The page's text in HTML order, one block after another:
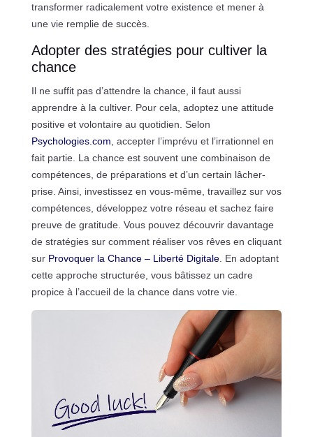
transformer radicalement votre existence et mener à
une vie remplie de succès.
Adopter des stratégies pour cultiver la
chance
Il ne suffit pas d’attendre la chance, il faut aussi
apprendre à la cultiver. Pour cela, adoptez une attitude
positive et volontaire au quotidien. Selon
Psychologies.com , accepter l’imprévu et l’irrationnel en
fait partie. La chance est souvent une combinaison de
compétences, de préparations et d’un certain lâcher-
prise. Ainsi, investissez en vous-même, travaillez sur vos
compétences, développez votre réseau et sachez faire
preuve de gratitude. Vous pouvez découvrir davantage
de stratégies sur comment réaliser vos rêves en cliquant
sur Provoquer la Chance – Liberté Digitale. En adoptant
cette approche structurée, vous bâtissez un cadre
propice à l’accueil de la chance dans votre vie.